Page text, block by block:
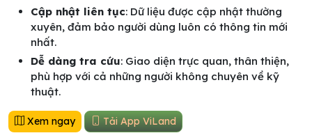
Cập nhật liên tục: Dữ liệu được cập nhật thường
xuyên, đảm bảo người dùng luôn có thông tin mới
nhất.
Dễ dàng tra cứu: Giao diện trực quan, thân thiện,
phù hợp với cả những người không chuyên về kỹ
thuật.
Xem ngay Tải App ViLand